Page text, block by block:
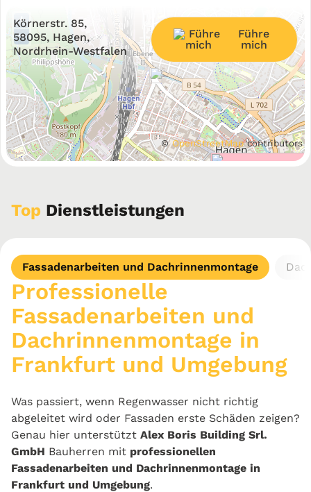
+
−
©OpenStreetMapcontributors
Körnerstr. 85,
58095, Hagen,
Nordrhein-Westfalen
Führe
mich
Top Dienstleistungen
Fassadenarbeiten und Dachrinnenmontage
Professionelle
Fassadenarbeiten und
Dachrinnenmontage in
Frankfurt und Umgebung
Was passiert, wenn Regenwasser nicht richtig
abgeleitet wird oder Fassaden erste Schäden zeigen?
Genau hier unterstützt Alex Boris Building Srl.
GmbH Bauherren mit professionellen
Fassadenarbeiten und Dachrinnenmontage in
Frankfurt und Umgebung.